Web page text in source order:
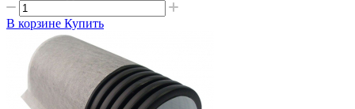
В корзине Купить